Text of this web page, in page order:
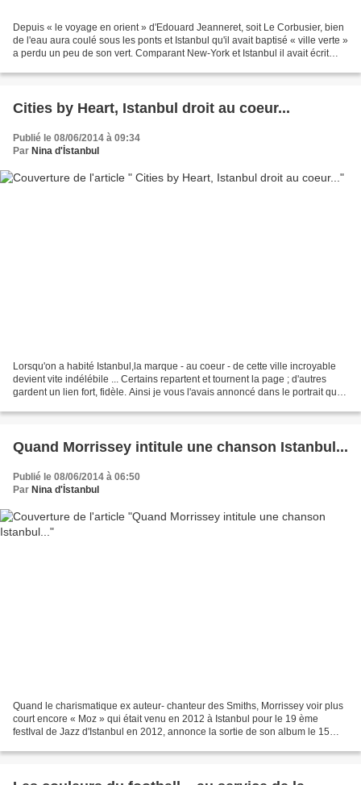
Depuis « le voyage en orient » d'Edouard Jeanneret, soit Le Corbusier, bien
de l'eau aura coulé sous les ponts et Istanbul qu'il avait baptisé « ville verte »
a perdu un peu de son vert. Comparant New-York et Istanbul il avait écrit
Cities by Heart, Istanbul droit au coeur...
Publié le 08/06/2014 à 09:34
Par Nina d'İstanbul
Lorsqu'on a habité Istanbul,la marque - au coeur - de cette ville incroyable
devient vite indélébile ... Certains repartent et tournent la page ; d'autres
gardent un lien fort, fidèle. Ainsi je vous l'avais annoncé dans le portrait que
Quand Morrissey intitule une chanson Istanbul...
Publié le 08/06/2014 à 06:50
Par Nina d'İstanbul
Quand le charismatique ex auteur- chanteur des Smiths, Morrissey voir plus
court encore « Moz » qui était venu en 2012 à Istanbul pour le 19 ème
festIval de Jazz d'Istanbul en 2012, annonce la sortie de son album le 15